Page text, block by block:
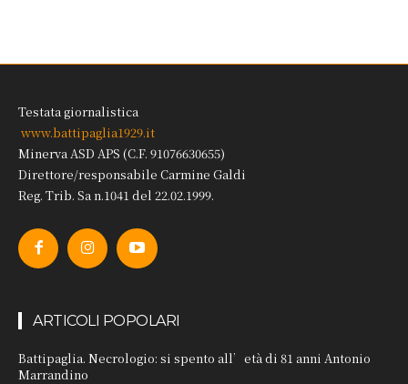
Testata giornalistica
www.battipaglia1929.it
Minerva ASD APS (C.F. 91076630655)
Direttore/responsabile Carmine Galdi
Reg. Trib. Sa n.1041 del 22.02.1999.
ARTICOLI POPOLARI
Battipaglia. Necrologio: si spento all’età di 81 anni Antonio
Marrandino